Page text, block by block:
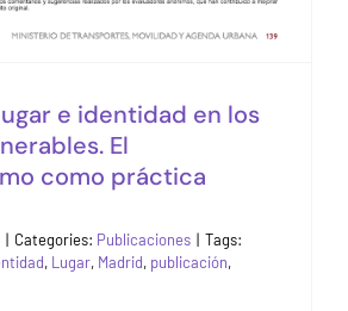
e identidad en los
El
como práctica
| Categories: Publicaciones | Tags:
, Lugar, Madrid, publicación,